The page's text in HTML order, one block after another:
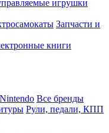
игрушки
Запчасти и
книги
Nintendo Все бренды
Рули, педали, КПП